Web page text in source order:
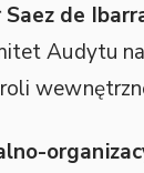
Saez de
Audytu